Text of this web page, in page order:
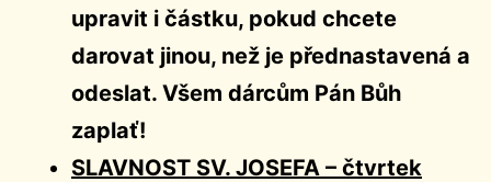
upravit i částku, pokud chcete
darovat jinou, než je přednastavená a
odeslat. Všem dárcům Pán Bůh
zaplať!
SLAVNOST SV. JOSEFA – čtvrtek